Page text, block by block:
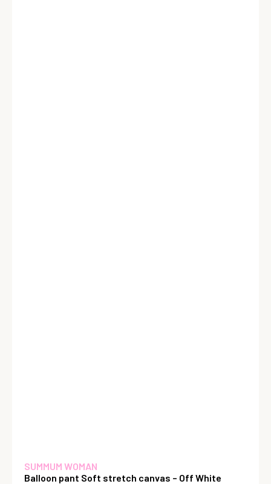
SUMMUM WOMAN
Balloon pant Soft stretch canvas – Off White